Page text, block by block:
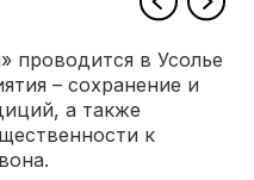
проводится в Усолье
– сохранение и
а также
к